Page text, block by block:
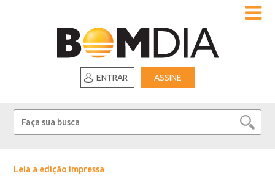
ENTRAR ASSINE
Leia a edição impressa